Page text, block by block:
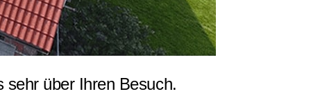
sehr über Ihren Besuch.